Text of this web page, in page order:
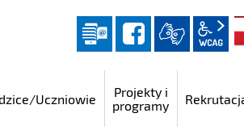
Dziennik
Uczniowie
Projekty i
programy